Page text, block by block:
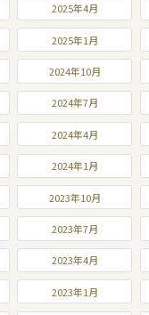
2025年4月
2025年1月
2024年10月
2024年7月
2024年4月
2024年1月
2023年10月
2023年7月
2023年4月
2023年1月